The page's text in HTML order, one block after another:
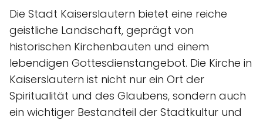
Die Stadt Kaiserslautern bietet eine reiche
geistliche Landschaft, geprägt von
historischen Kirchenbauten und einem
lebendigen Gottesdienstangebot. Die Kirche in
Kaiserslautern ist nicht nur ein Ort der
Spiritualität und des Glaubens, sondern auch
ein wichtiger Bestandteil der Stadtkultur und